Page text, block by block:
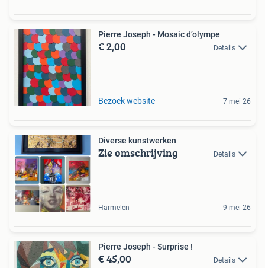
Pierre Joseph - Mosaic d’olympe
€ 2,00 Details
Bezoek website 7 mei 26
Diverse kunstwerken
Zie omschrijving Details
Harmelen 9 mei 26
Pierre Joseph - Surprise !
€ 45,00 Details